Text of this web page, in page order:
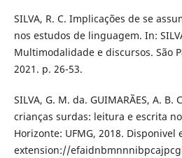
SILVA, R. C. Implicações de se
nos estudos de linguagem. In:
Multimodalidade e discursos. São
2021. p. 26-53.
SILVA, G. M. da. GUIMARÃES, A. B.
crianças surdas: leitura e escrita
Horizonte: UFMG, 2018. Disponivel
extension://